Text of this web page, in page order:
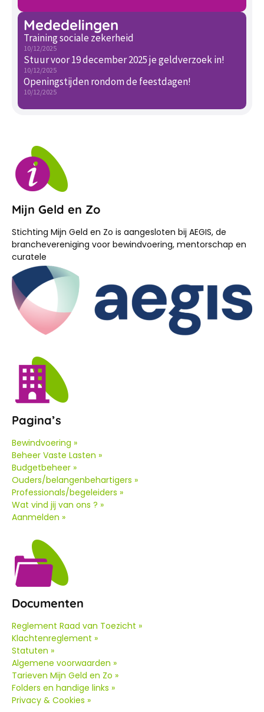
Mededelingen
Training sociale zekerheid
10/12/2025
Stuur voor 19 december 2025 je geldverzoek in!
10/12/2025
Openingstijden rondom de feestdagen!
10/12/2025
Mijn Geld en Zo
Stichting Mijn Geld en Zo is aangesloten bij AEGIS, de
branchevereniging voor bewindvoering, mentorschap en
curatele
Pagina’s
Bewindvoering »
Beheer Vaste Lasten »
Budgetbeheer »
Ouders/belangenbehartigers »
Professionals/begeleiders »
Wat vind jij van ons ? »
Aanmelden »
Documenten
Reglement Raad van Toezicht »
Klachtenreglement »
Statuten »
Algemene voorwaarden »
Tarieven Mijn Geld en Zo »
Folders en handige links »
Privacy & Cookies »